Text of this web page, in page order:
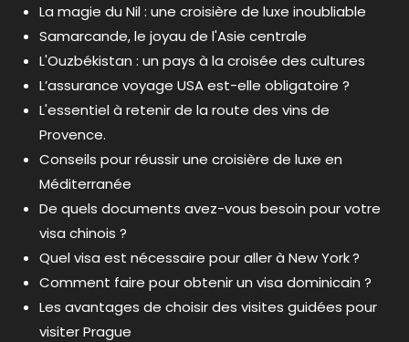
La magie du Nil : une croisière de luxe inoubliable
Samarcande, le joyau de l'Asie centrale
L'Ouzbékistan : un pays à la croisée des cultures
L’assurance voyage USA est-elle obligatoire ?
L'essentiel à retenir de la route des vins de
Provence.
Conseils pour réussir une croisière de luxe en
Méditerranée
De quels documents avez-vous besoin pour votre
visa chinois ?
Quel visa est nécessaire pour aller à New York ?
Comment faire pour obtenir un visa dominicain ?
Les avantages de choisir des visites guidées pour
visiter Prague